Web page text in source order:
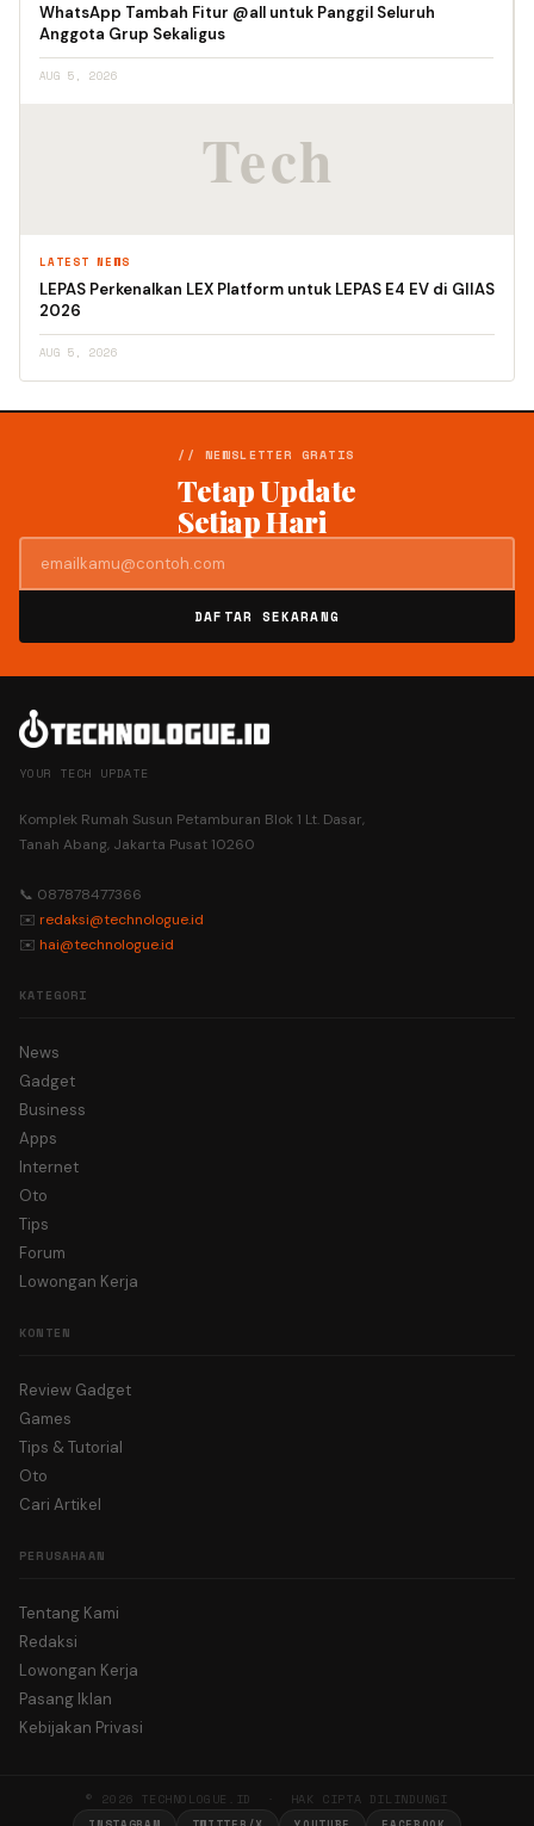
WhatsApp Tambah Fitur @all untuk Panggil Seluruh
Anggota Grup Sekaligus
AUG 5, 2026
LATEST NEWS
LEPAS Perkenalkan LEX Platform untuk LEPAS E4 EV di GIIAS
2026
AUG 5, 2026
// NEWSLETTER GRATIS
Tetap Update
Setiap Hari
DAFTAR SEKARANG
YOUR TECH UPDATE
Komplek Rumah Susun Petamburan Blok 1 Lt. Dasar,
Tanah Abang, Jakarta Pusat 10260
📞 087878477366
✉️ redaksi@technologue.id
✉️ hai@technologue.id
KATEGORI
News
Gadget
Business
Apps
Internet
Oto
Tips
Forum
Lowongan Kerja
KONTEN
Review Gadget
Games
Tips & Tutorial
Oto
Cari Artikel
PERUSAHAAN
Tentang Kami
Redaksi
Lowongan Kerja
Pasang Iklan
Kebijakan Privasi
© 2026 TECHNOLOGUE.ID · HAK CIPTA DILINDUNGI